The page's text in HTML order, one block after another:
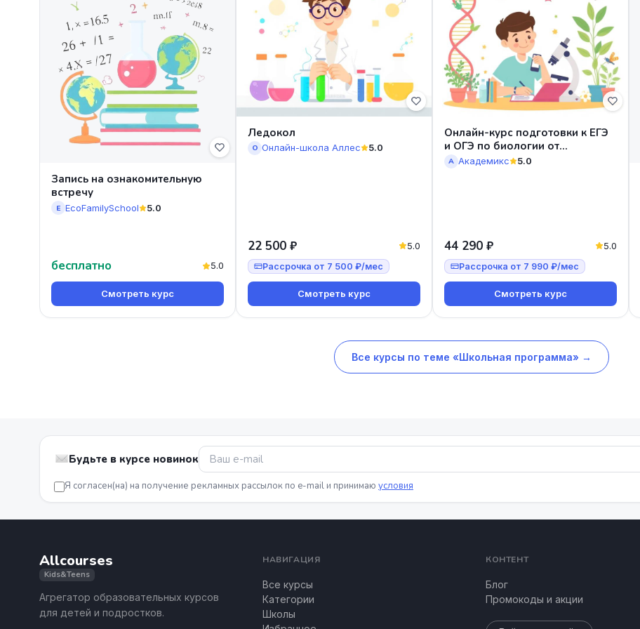
Запись на ознакомительную
встречу
E EcoFamilySchool 5.0
бесплатно 5.0
Смотреть курс
Ледокол
О Онлайн-школа Аллес 5.0
22 500 ₽ 5.0
Рассрочка от 7 500 ₽/мес
Смотреть курс
Онлайн-курс подготовки к ЕГЭ
и ОГЭ по биологии от
Академикс
А Академикс 5.0
44 290 ₽ 5.0
Рассрочка от 7 990 ₽/мес
Смотреть курс
Все курсы по теме «Школьная программа» →
Будьте в курсе новинок
Я согласен(на) на получение рекламных рассылок по e-mail и принимаю условия
Allcourses
Kids&Teens
Агрегатор образовательных курсов
для детей и подростков.
НАВИГАЦИЯ
Все курсы
Категории
Школы
КОНТЕНТ
Блог
Промокоды и акции